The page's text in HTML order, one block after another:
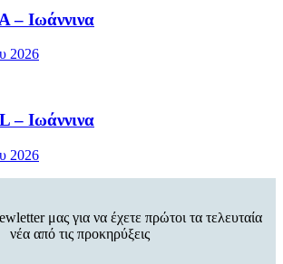
– Ιωάννινα
2026
– Ιωάννινα
2026
μας για να έχετε πρώτοι τα τελευταία
νέα από τις προκηρύξεις